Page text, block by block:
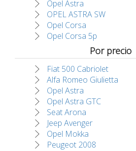
Opel Astra
OPEL ASTRA SW
Opel Corsa
Opel Corsa 5p
Por precio
Fiat 500 Cabriolet
Alfa Romeo Giulietta
Opel Astra
Opel Astra GTC
Seat Arona
Jeep Avenger
Opel Mokka
Peugeot 2008